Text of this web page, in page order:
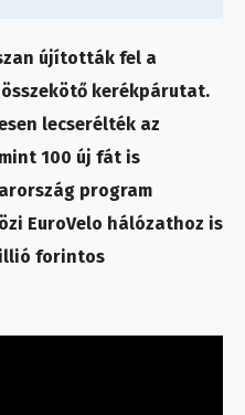
újították fel a
kerékpárutat.
lecserélték az
100 új fát is
program
EuroVelo hálózathoz is
forintos